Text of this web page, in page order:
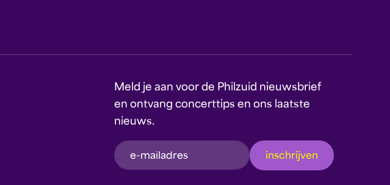
Meld je aan voor de Philzuid nieuwsbrief
en ontvang concerttips en ons laatste
nieuws.
inschrijven